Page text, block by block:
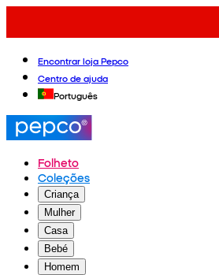
Encontrar loja Pepco
Centro de ajuda
Português
Folheto
Coleções
Criança
Mulher
Casa
Bebé
Homem